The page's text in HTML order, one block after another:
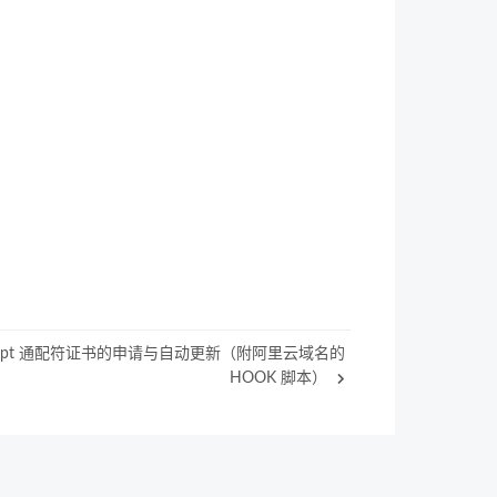
通配符证书的申请与自动更新（附阿里云域名的
HOOK 脚本）